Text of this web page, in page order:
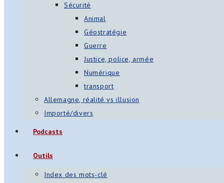
Sécurité
Animal
Géostratégie
Guerre
Justice, police, armée
Numérique
transport
Allemagne, réalité vs illusion
Importé/divers
Podcasts
Outils
Index des mots-clé